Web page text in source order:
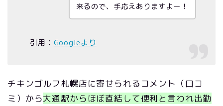
来るので、手応えありますよー！
引用： Googleより
チキンゴルフ札幌店に寄せられるコメント（口コ
ミ）から大通駅からほぼ直結して便利と言われ出勤